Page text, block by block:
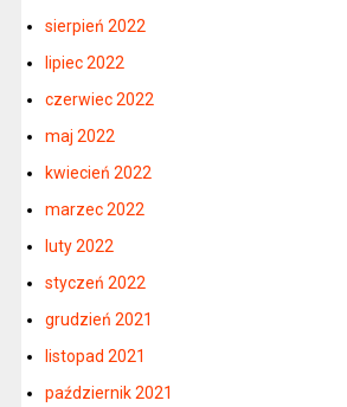
sierpień 2022
lipiec 2022
czerwiec 2022
maj 2022
kwiecień 2022
marzec 2022
luty 2022
styczeń 2022
grudzień 2021
listopad 2021
październik 2021